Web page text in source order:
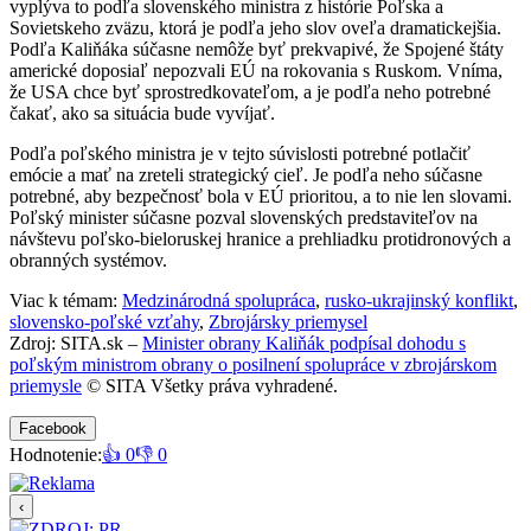
vyplýva to podľa slovenského ministra z histórie Poľska a
Sovietskeho zväzu, ktorá je podľa jeho slov oveľa dramatickejšia.
Podľa Kaliňáka súčasne nemôže byť prekvapivé, že Spojené štáty
americké doposiaľ nepozvali EÚ na rokovania s Ruskom. Vníma,
že USA chce byť sprostredkovateľom, a je podľa neho potrebné
čakať, ako sa situácia bude vyvíjať.
Podľa poľského ministra je v tejto súvislosti potrebné potlačiť
emócie a mať na zreteli strategický cieľ. Je podľa neho súčasne
potrebné, aby bezpečnosť bola v EÚ prioritou, a to nie len slovami.
Poľský minister súčasne pozval slovenských predstaviteľov na
návštevu poľsko-bieloruskej hranice a prehliadku protidronových a
obranných systémov.
Viac k témam: Medzinárodná spolupráca, rusko-ukrajinský konflikt,
slovensko-poľské vzťahy, Zbrojársky priemysel
Zdroj: SITA.sk – Minister obrany Kaliňák podpísal dohodu s
poľským ministrom obrany o posilnení spolupráce v zbrojárskom
priemysle © SITA Všetky práva vyhradené.
Facebook
Hodnotenie:👍 0👎 0
‹